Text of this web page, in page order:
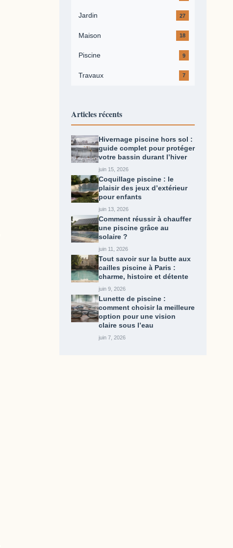
Jardin 27
Maison 18
Piscine 9
Travaux 7
Articles récents
Hivernage piscine hors sol :
guide complet pour protéger
votre bassin durant l’hiver
juin 15, 2026
Coquillage piscine : le
plaisir des jeux d’extérieur
pour enfants
juin 13, 2026
Comment réussir à chauffer
une piscine grâce au
solaire ?
juin 11, 2026
Tout savoir sur la butte aux
cailles piscine​ à Paris :
charme, histoire et détente
juin 9, 2026
Lunette de piscine :
comment choisir la meilleure
option pour une vision
claire sous l’eau
juin 7, 2026